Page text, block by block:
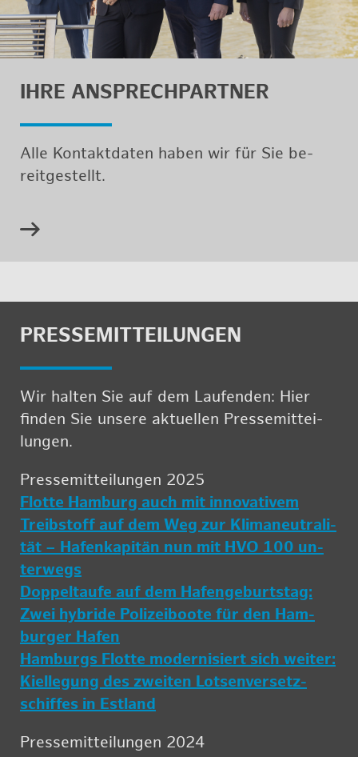
IHRE AN­SPRECH­PART­NER
Alle Kon­takt­da­ten haben wir für Sie be­
reit­ge­stellt.
PRES­SE­MIT­TEI­LUN­GEN
Wir hal­ten Sie auf dem Lau­fen­den: Hier
fin­den Sie un­se­re ak­tu­el­len Pres­se­mit­tei­
lun­gen.
Pres­se­mit­tei­lun­gen 2025
Flot­te Ham­burg auch mit in­no­va­ti­vem
Treib­stoff auf dem Weg zur Kli­ma­neu­tra­li­
tät – Ha­fen­ka­pi­tän nun mit HVO 100 un­
ter­wegs
Dop­peltau­fe auf dem Ha­fen­ge­burts­tag:
Zwei hy­bri­de Po­li­zei­boo­te für den Ham­
bur­ger Hafen
Ham­burgs Flot­te mo­der­ni­siert sich wei­ter:
Kiel­le­gung des zwei­ten Lot­sen­ver­setz­
schif­fes in Est­land
Pres­se­mit­tei­lun­gen 2024